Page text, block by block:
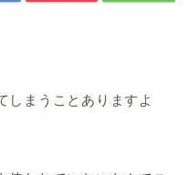
しまうことありますよ